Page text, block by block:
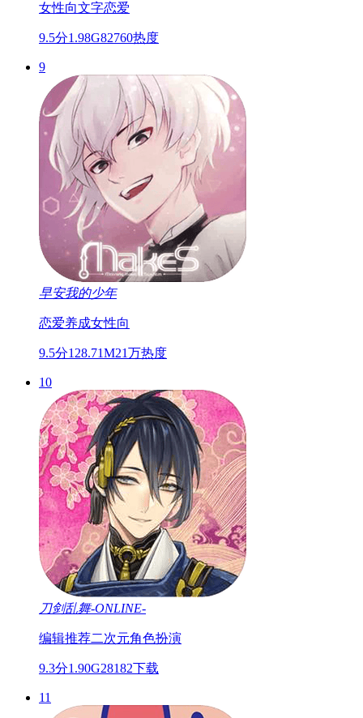
女性向文字恋爱
9.5分1.98G82760热度
9
早安我的少年
恋爱养成女性向
9.5分128.71M21万热度
10
刀剑乱舞-ONLINE-
编辑推荐二次元角色扮演
9.3分1.90G28182下载
11